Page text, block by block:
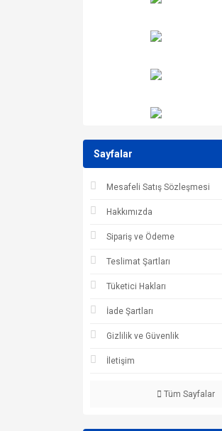
Sayfalar
Mesafeli Satış Sözleşmesi
Hakkımızda
Sipariş ve Ödeme
Teslimat Şartları
Tüketici Hakları
İade Şartları
Gizlilik ve Güvenlik
İletişim
Tüm Sayfalar